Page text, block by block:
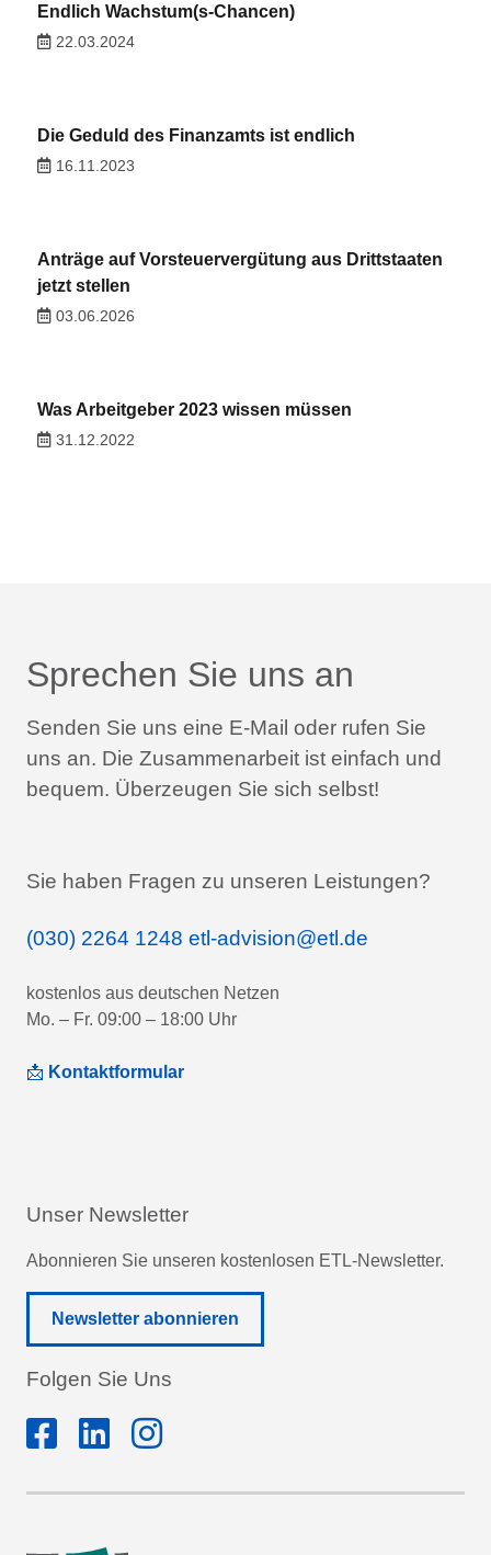
Endlich Wachstum(s-Chancen)
22.03.2024
Die Geduld des Finanzamts ist endlich
16.11.2023
Anträge auf Vorsteuervergütung aus Drittstaaten
jetzt stellen
03.06.2026
Was Arbeitgeber 2023 wissen müssen
31.12.2022
Sprechen Sie uns an
Senden Sie uns eine E-Mail oder rufen Sie
uns an. Die Zusammenarbeit ist einfach und
bequem. Überzeugen Sie sich selbst!
Sie haben Fragen zu unseren Leistungen?
(030) 2264 1248 etl-advision@etl.de
kostenlos aus deutschen Netzen
Mo. – Fr. 09:00 – 18:00 Uhr
📩 Kontaktformular
Unser Newsletter
Abonnieren Sie unseren kostenlosen ETL-Newsletter.
Newsletter abonnieren
Folgen Sie Uns